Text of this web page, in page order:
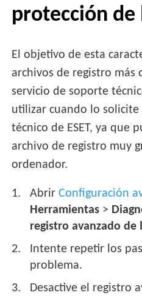
protección de
El objetivo de esta
archivos de registro más
servicio de soporte
utilizar cuando lo
técnico de ESET, ya que
archivo de registro muy
ordenador.
AbrirConfiguración
Herramientas >
registro avanzado de
Intente repetir los
problema.
Desactive el registro